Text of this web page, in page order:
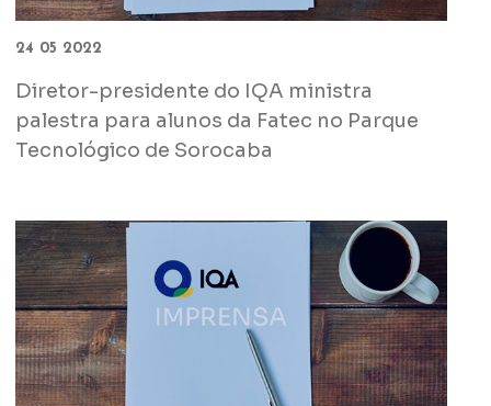
24 05 2022
Diretor-presidente do IQA ministra
palestra para alunos da Fatec no Parque
Tecnológico de Sorocaba